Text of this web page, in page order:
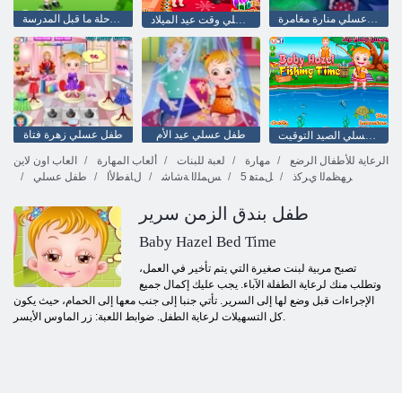
بندق طفل في مرحلة ما قبل المدرسة طفل عسلي وقت عيد الميلاد طفل عسلي منارة مغامرة
طفل عسلي زهرة فتاة طفل عسلي عيد الأم
طفل عسلي الصيد التوقيت
العاب اون لاين
ألعاب المهارة لعبة للبنات مهارة
الرعاية للأطفال الرضع
طفل عسلي
ﻝﺎﻔﻃﻷ ﺍ ﺲﻤﻠﻟﺍ ﺔﺷﺎﺷ 5 ﻞﻤﺘﻫ ﺮﻬﻈﻤﻟﺍ ﻱﺮﻛﺫ
طفل بندق الزمن سرير
Baby Hazel Bed Time
تصبح مربية لبنت صغيرة التي يتم تأخير في العمل،
وتطلب منك لرعاية الطفلة الآباء. يجب عليك إكمال جميع
الإجراءات قبل وضع لها إلى السرير. تأتي جنبا إلى جنب معها إلى الحمام، حيث يكون
كل التسهيلات لرعاية الطفل. ضوابط اللعبة: زر الماوس الأيسر.